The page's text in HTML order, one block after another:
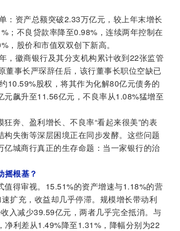
：资产总额突破2.33万亿元，较上年末增长
；不良贷款率降至0.98%，连续两年控制在
，股价和市值双双创下新高。
，徽商银行及其分支机构累计收到22张监管
事长严琛辞任后，该行董事长职位空缺已
10.59%股权，将其作为化解80亿元债务的
飙升至11.56亿元，不良率从1.08%猛增至
奔、盈利增长、不良率“看起来很美”的表
失衡等深层困境正在同步发酵。这些问题
城商行真正的生存命题：当一家银行的治
摇根基？
得审视。15.51%的资产增速与1.18%的营
扩充，收益却几乎停滞。规模增长带动利
入减少39.59亿元，两者几乎完全抵消。与
利差从1.49%降至1.31%，降幅分别为22